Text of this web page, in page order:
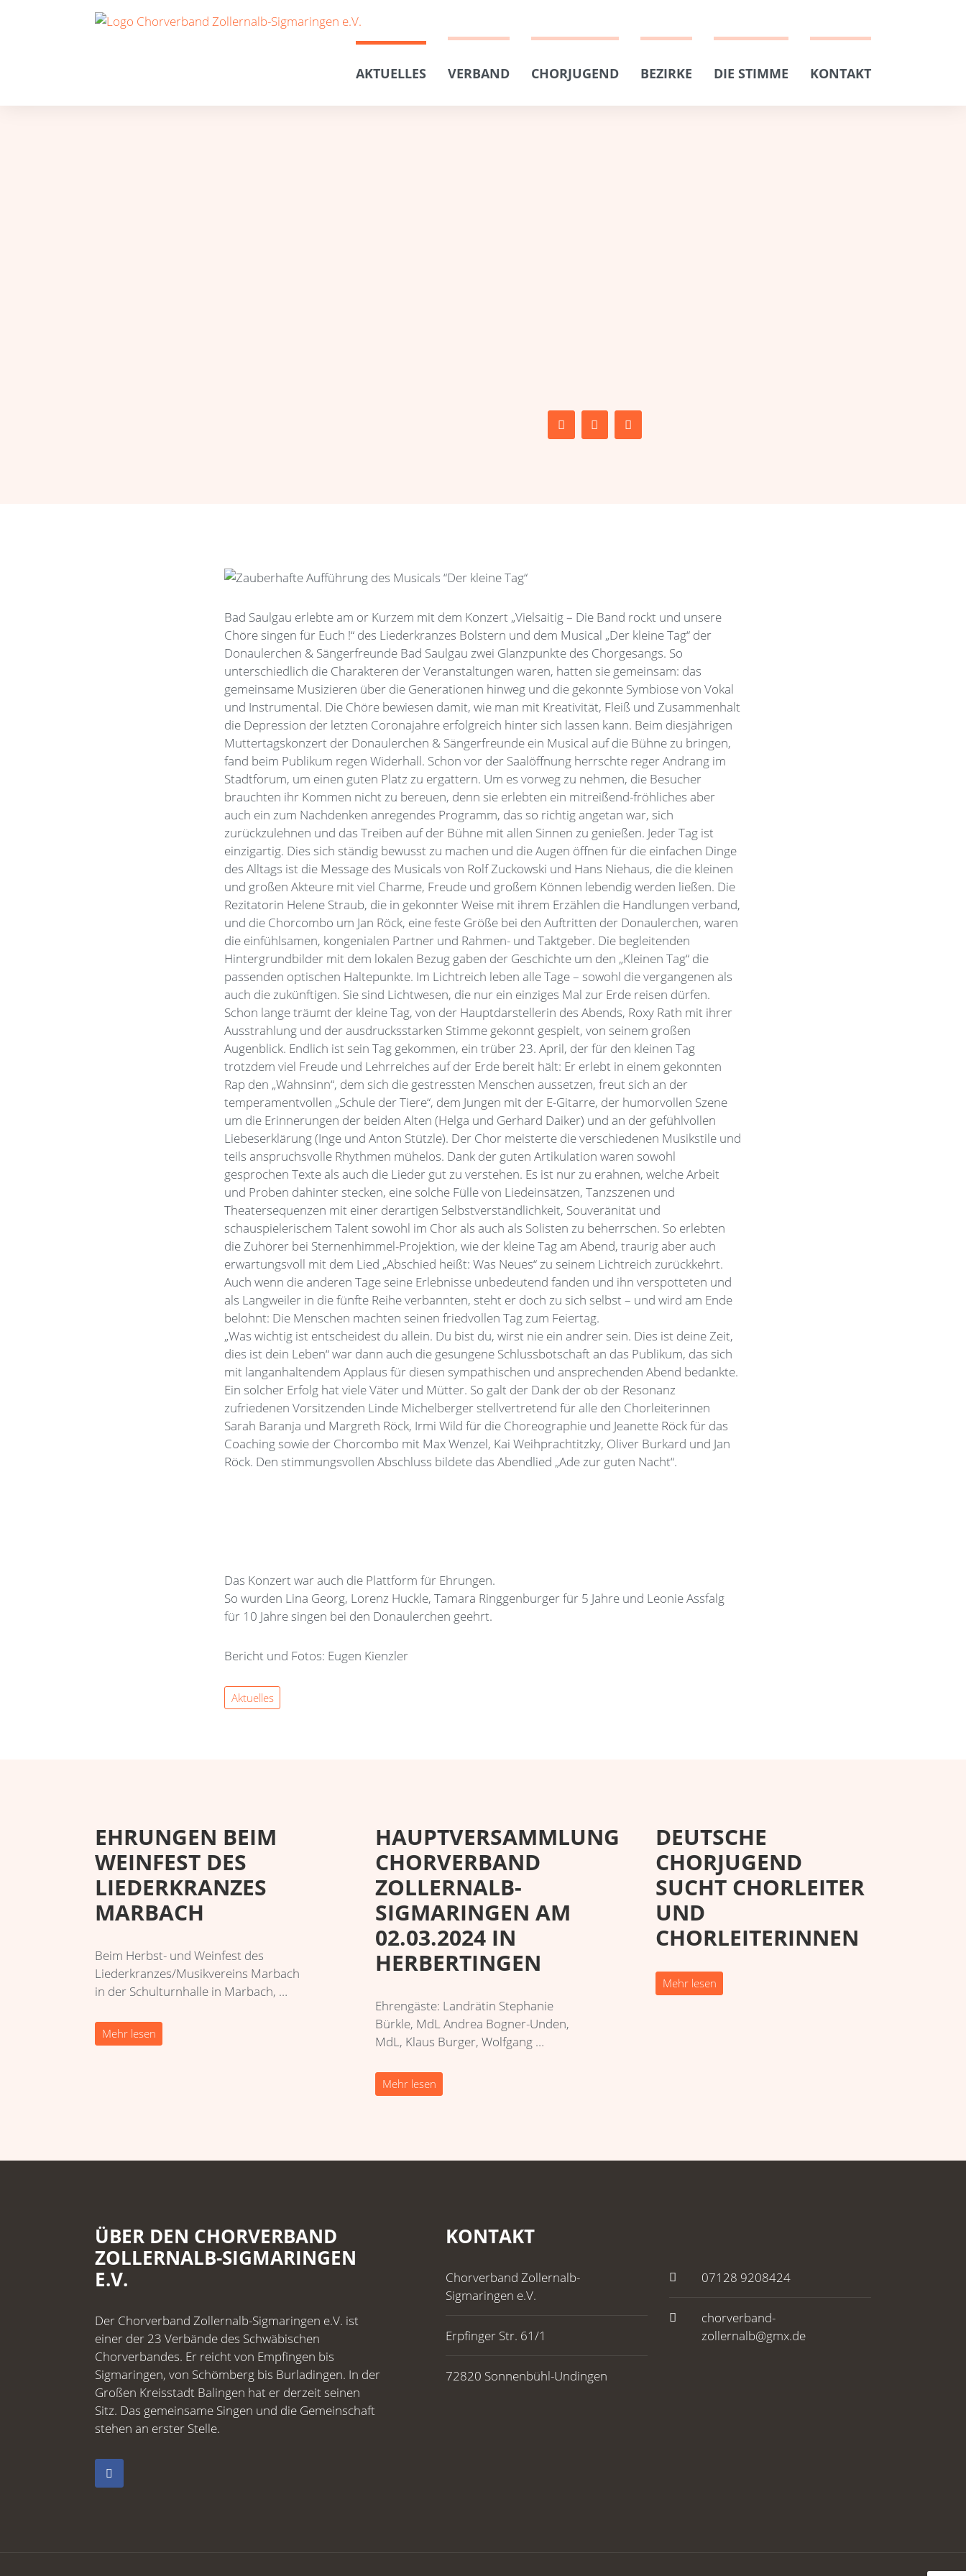
AKTUELLES VERBAND CHORJUGEND BEZIRKE DIE STIMME KONTAKT
Bad Saulgau erlebte am or Kurzem mit dem Konzert „Vielsaitig – Die Band rockt und unsere
Chöre singen für Euch !“ des Liederkranzes Bolstern und dem Musical „Der kleine Tag“ der
Donaulerchen & Sängerfreunde Bad Saulgau zwei Glanzpunkte des Chorgesangs. So
unterschiedlich die Charakteren der Veranstaltungen waren, hatten sie gemeinsam: das
gemeinsame Musizieren über die Generationen hinweg und die gekonnte Symbiose von Vokal
und Instrumental. Die Chöre bewiesen damit, wie man mit Kreativität, Fleiß und Zusammenhalt
die Depression der letzten Coronajahre erfolgreich hinter sich lassen kann. Beim diesjährigen
Muttertagskonzert der Donaulerchen & Sängerfreunde ein Musical auf die Bühne zu bringen,
fand beim Publikum regen Widerhall. Schon vor der Saalöffnung herrschte reger Andrang im
Stadtforum, um einen guten Platz zu ergattern. Um es vorweg zu nehmen, die Besucher
brauchten ihr Kommen nicht zu bereuen, denn sie erlebten ein mitreißend-fröhliches aber
auch ein zum Nachdenken anregendes Programm, das so richtig angetan war, sich
zurückzulehnen und das Treiben auf der Bühne mit allen Sinnen zu genießen. Jeder Tag ist
einzigartig. Dies sich ständig bewusst zu machen und die Augen öffnen für die einfachen Dinge
des Alltags ist die Message des Musicals von Rolf Zuckowski und Hans Niehaus, die die kleinen
und großen Akteure mit viel Charme, Freude und großem Können lebendig werden ließen. Die
Rezitatorin Helene Straub, die in gekonnter Weise mit ihrem Erzählen die Handlungen verband,
und die Chorcombo um Jan Röck, eine feste Größe bei den Auftritten der Donaulerchen, waren
die einfühlsamen, kongenialen Partner und Rahmen- und Taktgeber. Die begleitenden
Hintergrundbilder mit dem lokalen Bezug gaben der Geschichte um den „Kleinen Tag“ die
passenden optischen Haltepunkte. Im Lichtreich leben alle Tage – sowohl die vergangenen als
auch die zukünftigen. Sie sind Lichtwesen, die nur ein einziges Mal zur Erde reisen dürfen.
Schon lange träumt der kleine Tag, von der Hauptdarstellerin des Abends, Roxy Rath mit ihrer
Ausstrahlung und der ausdrucksstarken Stimme gekonnt gespielt, von seinem großen
Augenblick. Endlich ist sein Tag gekommen, ein trüber 23. April, der für den kleinen Tag
trotzdem viel Freude und Lehrreiches auf der Erde bereit hält: Er erlebt in einem gekonnten
Rap den „Wahnsinn“, dem sich die gestressten Menschen aussetzen, freut sich an der
temperamentvollen „Schule der Tiere“, dem Jungen mit der E-Gitarre, der humorvollen Szene
um die Erinnerungen der beiden Alten (Helga und Gerhard Daiker) und an der gefühlvollen
Liebeserklärung (Inge und Anton Stützle). Der Chor meisterte die verschiedenen Musikstile und
teils anspruchsvolle Rhythmen mühelos. Dank der guten Artikulation waren sowohl
gesprochen Texte als auch die Lieder gut zu verstehen. Es ist nur zu erahnen, welche Arbeit
und Proben dahinter stecken, eine solche Fülle von Liedeinsätzen, Tanzszenen und
Theatersequenzen mit einer derartigen Selbstverständlichkeit, Souveränität und
schauspielerischem Talent sowohl im Chor als auch als Solisten zu beherrschen. So erlebten
die Zuhörer bei Sternenhimmel-Projektion, wie der kleine Tag am Abend, traurig aber auch
erwartungsvoll mit dem Lied „Abschied heißt: Was Neues“ zu seinem Lichtreich zurückkehrt.
Auch wenn die anderen Tage seine Erlebnisse unbedeutend fanden und ihn verspotteten und
als Langweiler in die fünfte Reihe verbannten, steht er doch zu sich selbst – und wird am Ende
belohnt: Die Menschen machten seinen friedvollen Tag zum Feiertag.
„Was wichtig ist entscheidest du allein. Du bist du, wirst nie ein andrer sein. Dies ist deine Zeit,
dies ist dein Leben“ war dann auch die gesungene Schlussbotschaft an das Publikum, das sich
mit langanhaltendem Applaus für diesen sympathischen und ansprechenden Abend bedankte.
Ein solcher Erfolg hat viele Väter und Mütter. So galt der Dank der ob der Resonanz
zufriedenen Vorsitzenden Linde Michelberger stellvertretend für alle den Chorleiterinnen
Sarah Baranja und Margreth Röck, Irmi Wild für die Choreographie und Jeanette Röck für das
Coaching sowie der Chorcombo mit Max Wenzel, Kai Weihprachtitzky, Oliver Burkard und Jan
Röck. Den stimmungsvollen Abschluss bildete das Abendlied „Ade zur guten Nacht“.
Das Konzert war auch die Plattform für Ehrungen.
So wurden Lina Georg, Lorenz Huckle, Tamara Ringgenburger für 5 Jahre und Leonie Assfalg
für 10 Jahre singen bei den Donaulerchen geehrt.
Bericht und Fotos: Eugen Kienzler
Aktuelles
EHRUNGEN BEIM
WEINFEST DES
LIEDERKRANZES
MARBACH
Beim Herbst- und Weinfest des
Liederkranzes/Musikvereins Marbach
in der Schulturnhalle in Marbach, …
Mehr lesen
HAUPTVERSAMMLUNG
CHORVERBAND
ZOLLERNALB-
SIGMARINGEN AM
02.03.2024 IN
HERBERTINGEN
Ehrengäste: Landrätin Stephanie
Bürkle, MdL Andrea Bogner-Unden,
MdL, Klaus Burger, Wolfgang …
Mehr lesen
DEUTSCHE
CHORJUGEND
SUCHT CHORLEITER
UND
CHORLEITERINNEN
Mehr lesen
KONTAKT
Chorverband Zollernalb-
Sigmaringen e.V.
Erpfinger Str. 61/1
72820 Sonnenbühl-Undingen
07128 9208424
chorverband-
zollernalb@gmx.de
ÜBER DEN CHORVERBAND
ZOLLERNALB-SIGMARINGEN
E.V.
Der Chorverband Zollernalb-Sigmaringen e.V. ist
einer der 23 Verbände des Schwäbischen
Chorverbandes. Er reicht von Empfingen bis
Sigmaringen, von Schömberg bis Burladingen. In der
Großen Kreisstadt Balingen hat er derzeit seinen
Sitz. Das gemeinsame Singen und die Gemeinschaft
stehen an erster Stelle.